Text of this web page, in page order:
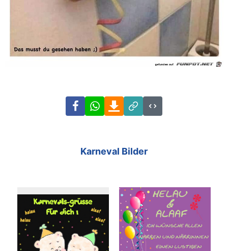
FacebookWhatsAppDownload
Link
Code
Karneval Bilder